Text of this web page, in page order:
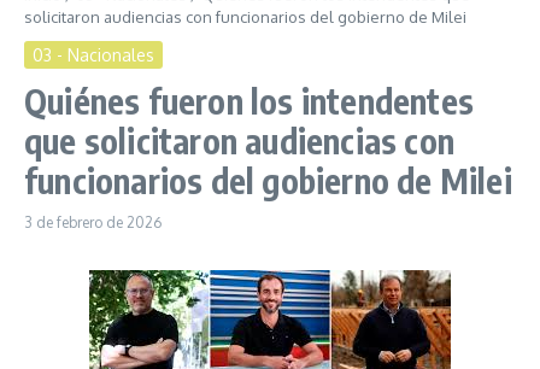
solicitaron audiencias con funcionarios del gobierno de Milei
03 - Nacionales
Quiénes fueron los intendentes
que solicitaron audiencias con
funcionarios del gobierno de Milei
3 de febrero de 2026